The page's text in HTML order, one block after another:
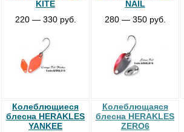
KITE
220 — 330 руб.
NAIL
280 — 350 руб.
Колеблющиеся
блесна HERAKLES
YANKEE
Колеблющаяся
блесна HERAKLES
ZERO6